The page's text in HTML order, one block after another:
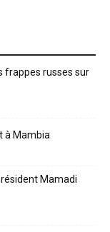
frappes russes sur
à Mambia
Mamadi